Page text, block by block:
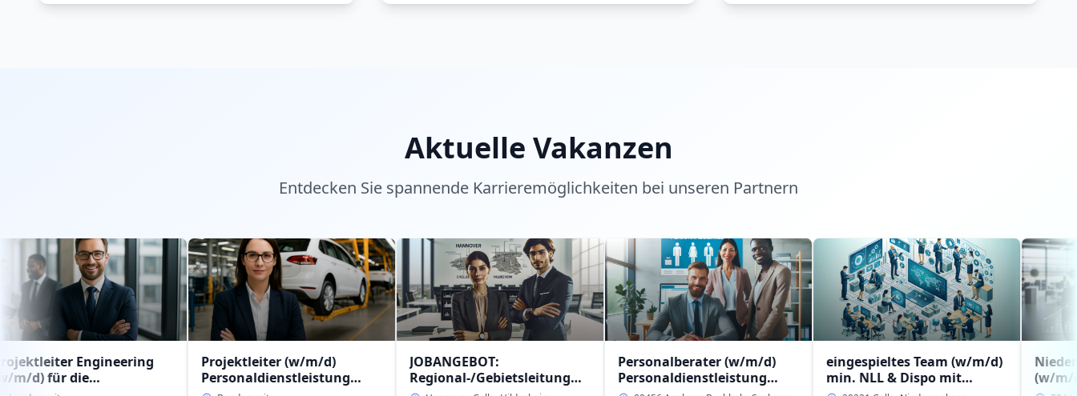
Aktuelle Vakanzen
Entdecken Sie spannende Karrieremöglichkeiten bei unseren Partnern
Engineering
Projektleiter (w/m/d)
Personaldienstleistung
JOBANGEBOT:
Regional-/Gebietsleitung
Personalberater (w/m/d)
Personaldienstleistung
eingespieltes Team (w/m/d)
min. NLL & Dispo mit
(w/m/d) mit